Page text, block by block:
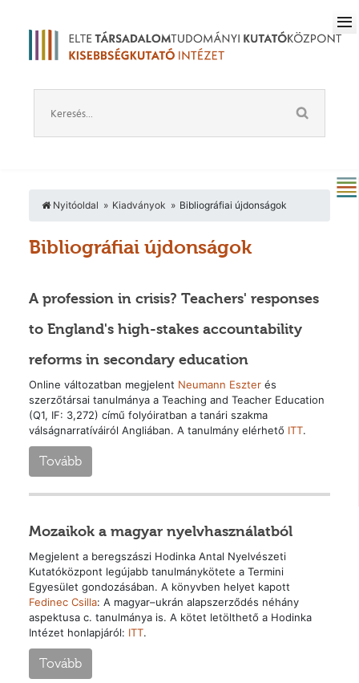
Nyitóoldal Kiadványok Bibliográfiai újdonságok
Bibliográfiai újdonságok
A profession in crisis? Teachers' responses
to England's high-stakes accountability
reforms in secondary education
Online változatban megjelent Neumann Eszterés
szerzőtársai tanulmánya a Teaching and Teacher Education
(Q1, IF: 3,272) című folyóiratban a tanári szakma
válságnarratíváiról Angliában. A tanulmány elérhető ITT.
Tovább
Mozaikok a magyar nyelvhasználatból
Megjelent a beregszászi Hodinka Antal Nyelvészeti
Kutatóközpont legújabb tanulmánykötete a Termini
Egyesület gondozásában. A könyvben helyet kapott
Fedinec Csilla: A magyar–ukrán alapszerződés néhány
aspektusa c. tanulmánya is. A kötet letölthető a Hodinka
Intézet honlapjáról: ITT.
Tovább